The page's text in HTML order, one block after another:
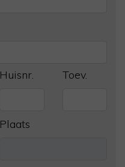
Huisnr. Toev.
Plaats